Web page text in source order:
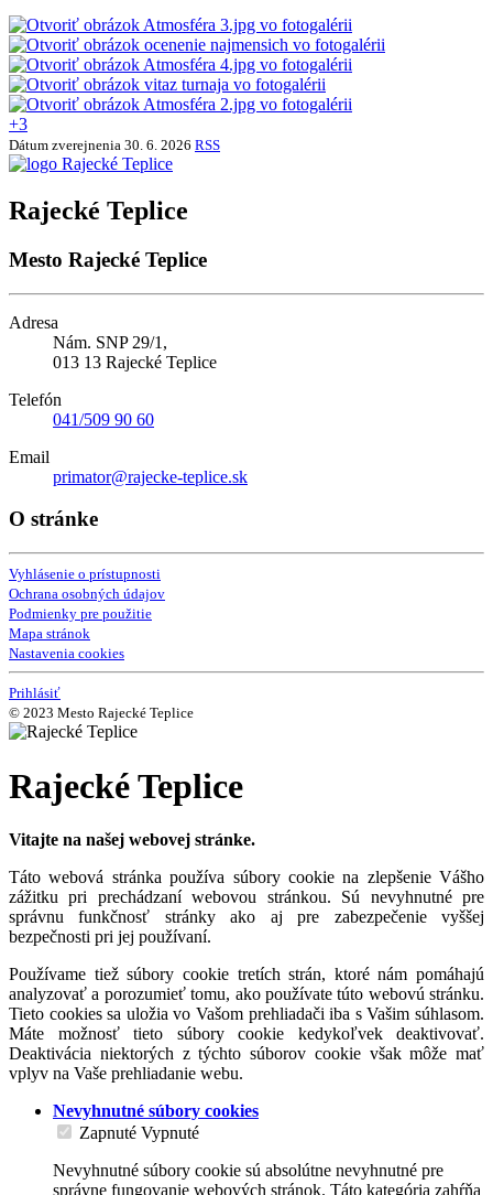
+3
Dátum zverejnenia 30. 6. 2026 RSS
Rajecké Teplice
Mesto Rajecké Teplice
Adresa
Nám. SNP 29/1,
013 13 Rajecké Teplice
Telefón
041/509 90 60
Email
primator@rajecke-teplice.sk
O stránke
Vyhlásenie o prístupnosti
Ochrana osobných údajov
Podmienky pre použitie
Mapa stránok
Nastavenia cookies
Prihlásiť
© 2023 Mesto Rajecké Teplice
Rajecké Teplice
Vitajte na našej webovej stránke.
Táto webová stránka používa súbory cookie na zlepšenie Vášho
zážitku pri prechádzaní webovou stránkou. Sú nevyhnutné pre
správnu funkčnosť stránky ako aj pre zabezpečenie vyššej
bezpečnosti pri jej používaní.
Používame tiež súbory cookie tretích strán, ktoré nám pomáhajú
analyzovať a porozumieť tomu, ako používate túto webovú stránku.
Tieto cookies sa uložia vo Vašom prehliadači iba s Vašim súhlasom.
Máte možnosť tieto súbory cookie kedykoľvek deaktivovať.
Deaktivácia niektorých z týchto súborov cookie však môže mať
vplyv na Vaše prehliadanie webu.
Nevyhnutné súbory cookies
Zapnuté Vypnuté
Nevyhnutné súbory cookie sú absolútne nevyhnutné pre
správne fungovanie webových stránok. Táto kategória zahŕňa